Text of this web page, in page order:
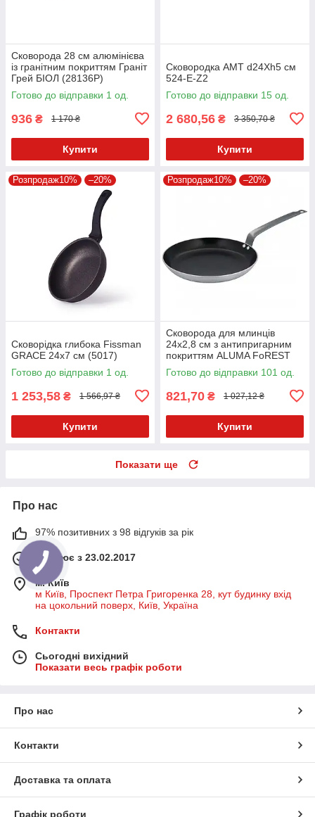
Сковорода 28 см алюмінієва
із гранітним покриттям Граніт
Грей БІОЛ (28136Р)
Готово до відправки 1 од.
936 ₴ 1 170 ₴
Купити
Сковородка AMT d24Xh5 см
524-E-Z2
Готово до відправки 15 од.
2 680,56 ₴ 3 350,70 ₴
Купити
Розпродаж10% –20%
Сковорідка глибока Fissman
GRACE 24x7 см (5017)
Готово до відправки 1 од.
1 253,58 ₴ 1 566,97 ₴
Купити
Розпродаж10% –20%
Сковорода для млинців
24х2,8 см з антипригарним
покриттям ALUMA FoREST
Готово до відправки 101 од.
821,70 ₴ 1 027,12 ₴
Купити
Показати ще
Про нас
97% позитивних з 98 відгуків за рік
Працює з 23.02.2017
м. Київ
м Київ, Проспект Петра Григоренка 28, кут будинку вхід
на цокольний поверх, Київ, Україна
Контакти
Сьогодні вихідний
Показати весь графік роботи
Про нас
Контакти
Доставка та оплата
Графік роботи